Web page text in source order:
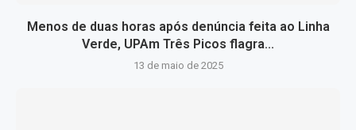
Menos de duas horas após denúncia feita ao Linha
Verde, UPAm Três Picos flagra...
13 de maio de 2025